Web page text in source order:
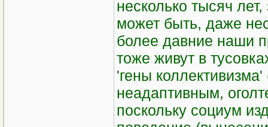
несколько тысяч
может быть, даже
более давние наши
тоже живут в
'гены
неадаптивным,
поскольку социум